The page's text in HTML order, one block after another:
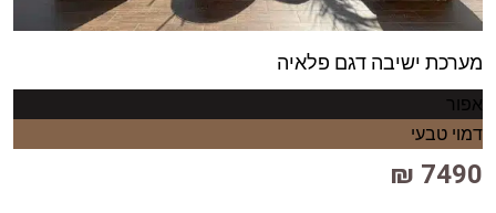
מערכת ישיבה דגם פלאיה
7490 ₪
אפור
דמוי טבעי